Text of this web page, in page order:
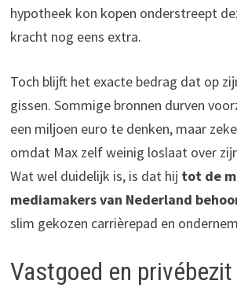
hypotheek kon kopen onderstreept
kracht nog eens extra.
Toch blijft het exacte bedrag dat op
gissen. Sommige bronnen durven
een miljoen euro te denken, maar
omdat Max zelf weinig loslaat over
Wat wel duidelijk is, is dat hij tot de
mediamakers van Nederland
slim gekozen carrièrepad en
Vastgoed en